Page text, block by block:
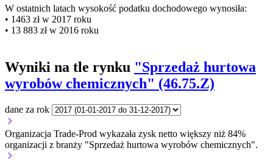
W ostatnich latach wysokość podatku dochodowego wynosiła:
• 1463 zł w 2017 roku
• 13 883 zł w 2016 roku
Wyniki na tle rynku "Sprzedaż hurtowa
wyrobów chemicznych" (46.75.Z)
dane za rok
Organizacja Trade-Prod wykazała zysk netto większy niż 84%
organizacji z branży "Sprzedaż hurtowa wyrobów chemicznych".